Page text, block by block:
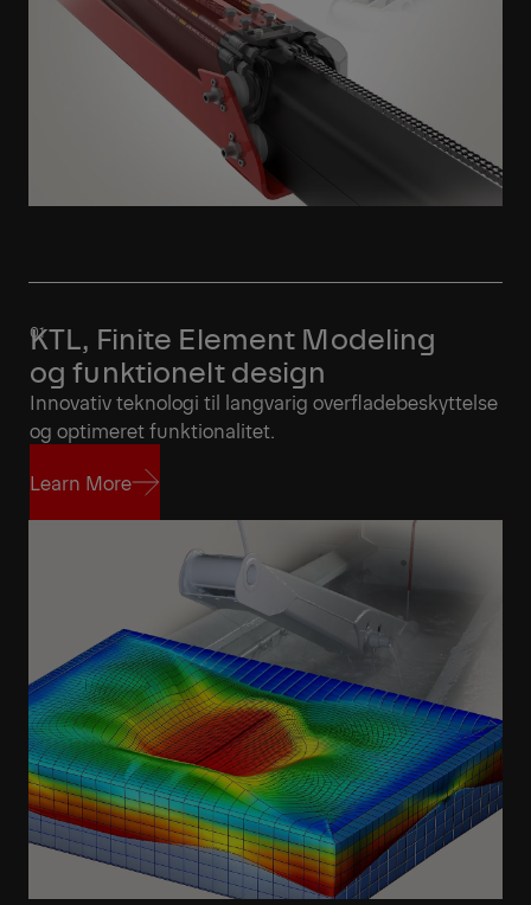
KTL, Finite Element Modeling
og funktionelt design
Innovativ teknologi til langvarig overfladebeskyttelse
og optimeret funktionalitet.
Learn More